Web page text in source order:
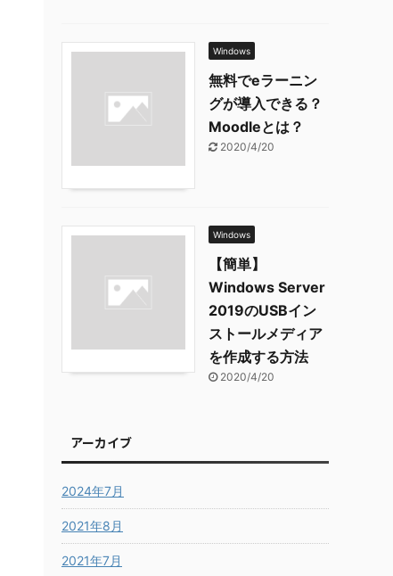
Windows
無料でeラーニン
グが導入できる？
Moodleとは？
2020/4/20
Windows
【簡単】
Windows Server
2019のUSBイン
ストールメディア
を作成する方法
2020/4/20
アーカイブ
2024年7月
2021年8月
2021年7月